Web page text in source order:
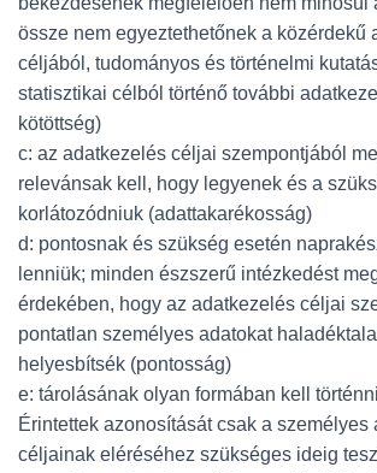
össze nem egyeztethetőnek a közérdekű
céljából, tudományos és történelmi
statisztikai célból történő további
kötöttség)
c: az adatkezelés céljai szempontjából
relevánsak kell, hogy legyenek és a
korlátozódniuk (adattakarékosság)
d: pontosnak és szükség esetén
lenniük; minden észszerű intézkedést
érdekében, hogy az adatkezelés céljai
pontatlan személyes adatokat
helyesbítsék (pontosság)
e: tárolásának olyan formában kell
Érintettek azonosítását csak a személyes
céljainak eléréséhez szükséges ideig